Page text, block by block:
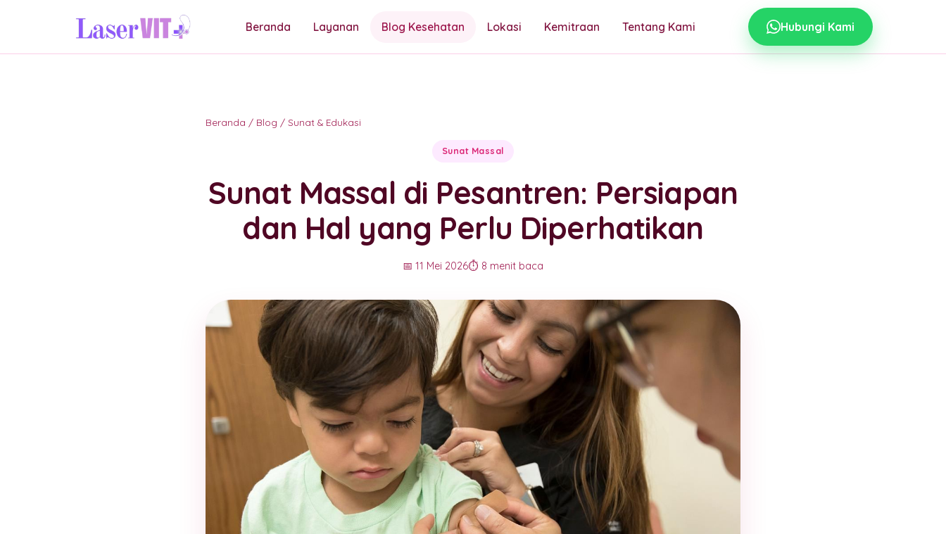
Beranda Layanan Blog Kesehatan Lokasi Kemitraan Tentang Kami Hubungi Kami
Beranda / Blog / Sunat & Edukasi
Sunat Massal
Sunat Massal di Pesantren: Persiapan
dan Hal yang Perlu Diperhatikan
📅 11 Mei 2026⏱️ 8 menit baca